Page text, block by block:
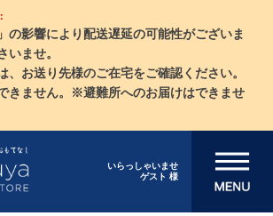
の影響により配送遅延の可能性がございま
いませ。
お送り先様のご在宅をご確認ください。
きません。※避難所へのお届けはできませ
いらっしゃいませ
ゲスト 様
メニューを開